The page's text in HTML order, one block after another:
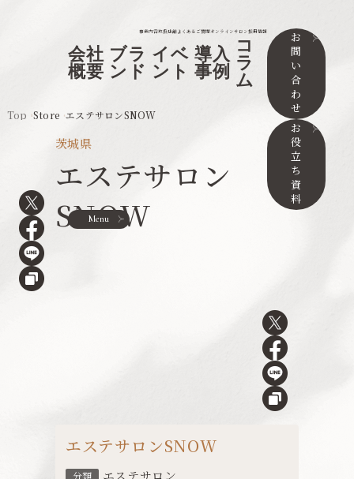
事業内容取扱店舗よくあるご質問オンラインサロン採用情報
会社
概要
ブラ
ンド
イベ
ント
導入
事例
コ
ラ
ム
お
問
い
合
わ
せ
お
役
立
ち
資
料
Menu
Top Store エステサロンSNOW
茨城県
エステサロン
SNOW
エステサロンSNOW
分類